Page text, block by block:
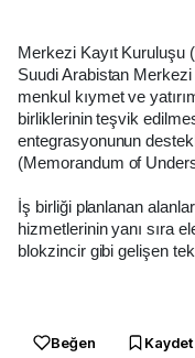
Merkezi Kayıt Kuruluşu
Suudi Arabistan
menkul kıymet ve
birliklerinin teşvik
entegrasyonunun
(Memorandum of
İş birliği planlanan
hizmetlerinin yanı sıra
blokzincir gibi gelişen
Beğen Kaydet